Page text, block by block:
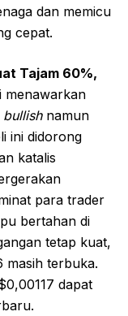
dan memicu
cepat.
Tajam 60%,
menawarkan
bullishnamun
ini didorong
katalis
para trader
bertahan di
tetap kuat,
masih terbuka.
dapat